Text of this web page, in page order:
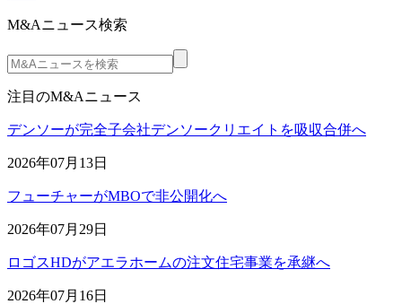
M&Aニュース検索
注目のM&Aニュース
デンソーが完全子会社デンソークリエイトを吸収合併へ
2026年07月13日
フューチャーがMBOで非公開化へ
2026年07月29日
ロゴスHDがアエラホームの注文住宅事業を承継へ
2026年07月16日